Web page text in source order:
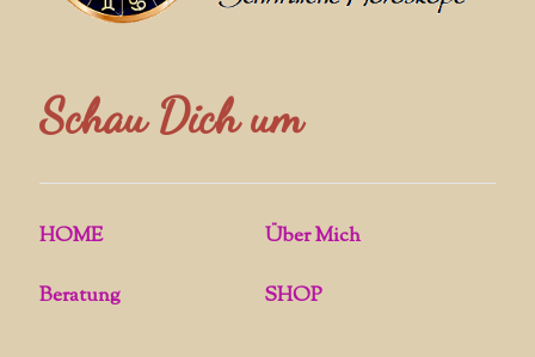
Schau Dich um
HOME Über Mich
Beratung SHOP